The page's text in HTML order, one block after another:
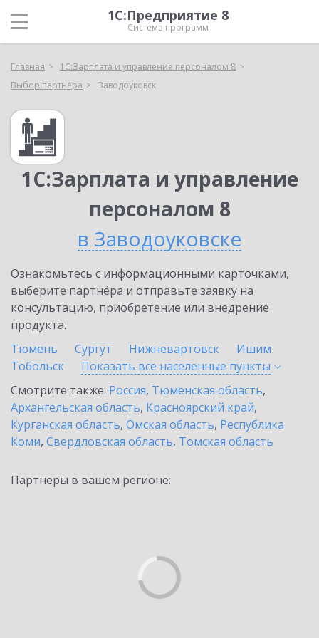
1С:Предприятие 8
Система программ
Главная
1С:Зарплата и управление персоналом 8
Выбор партнёра
Заводоуковск
1С:Зарплата и управление
персоналом 8
в Заводоуковске
Ознакомьтесь с информационными карточками,
выберите партнёра и отправьте заявку на
консультацию, приобретение или внедрение
продукта.
Тюмень
Сургут Нижневартовск
Ишим
Тобольск
Показать все населенные пункты
Смотрите также: Россия, Тюменская область,
Архангельская область, Красноярский край,
Курганская область, Омская область, Республика
Коми, Свердловская область, Томская область
Партнеры в вашем регионе: